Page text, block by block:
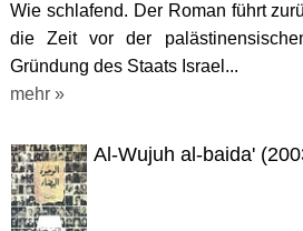
Wie schlafend. Der Roman führt
die Zeit vor der
Gründung des Staats Israel...
mehr »
Al-Wujuh al-baida'